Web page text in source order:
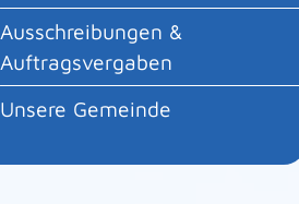
Ausschreibungen &
Auftragsvergaben
Unsere Gemeinde